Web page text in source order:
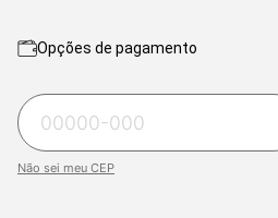
Opções de pagamento
Não sei meu CEP